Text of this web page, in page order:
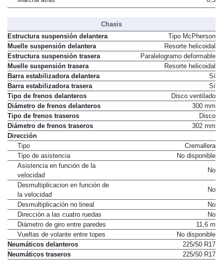
Chasis
Estructura suspensión delantera
Tipo McPherson
Muelle suspensión delantera
Resorte helicoidal
Estructura suspensión trasera
Paralelogramo deformable
Muelle suspensión trasera
Resorte helicoidal
Barra estabilizadora delantera
Sí
Barra estabilizadora trasera
Sí
Tipo de frenos delanteros
Disco ventilado
Diámetro de frenos delanteros
300 mm
Tipo de frenos traseros
Disco
Diámetro de frenos traseros
302 mm
Dirección
Tipo
Cremallera
Tipo de asistencia
No disponible
Asistencia en función de la
velocidad
No
Desmultiplicacion en función de
la velocidad
No
Desmultiplicación no lineal
No
Dirección a las cuatro ruedas
No
Diámetro de giro entre paredes
11,6 m
Vueltas de volante entre topes
No disponible
Neumáticos delanteros
225/50 R17
Neumáticos traseros
225/50 R17